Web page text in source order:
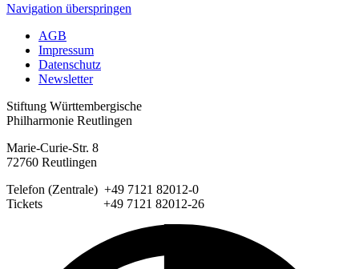
Navigation überspringen
AGB
Impressum
Datenschutz
Newsletter
Stiftung Württembergische
Philharmonie Reutlingen
Marie-Curie-Str. 8
72760 Reutlingen
Telefon (Zentrale) +49 7121 82012-0
Tickets +49 7121 82012-26